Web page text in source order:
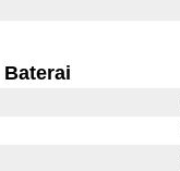
Baterai